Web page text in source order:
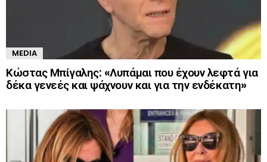
MEDIA
Κώστας Μπίγαλης: «Λυπάμαι που έχουν λεφτά για
δέκα γενεές και ψάχνουν και για την ενδέκατη»